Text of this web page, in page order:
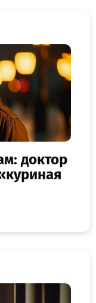
доктор